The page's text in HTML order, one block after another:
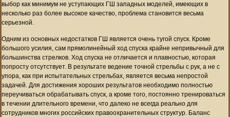
выбор как минимум не уступающих ГШ западных моделей, имеющих в
несколько раз более высокое качество, проблема становится весьма
серьезной.
Одним из основных недостатков ГШ является очень тугой спуск. Кроме
большого усилия, сам прямолинейный ход спуска крайне непривычный для
большинства стрелков. Ход спуска не отличается и плавностью, которая
попросту отсутствует. В результате ведение точной стрельбы с рук, а не с
упора, как при испытательных стрельбах, является весьма непростой
задачей. Для достижения хороших результатов необходимо полностью
переучиваться обрабатывать спуск, а кроме того, постоянно тренироваться
в течении длительного времени, что далеко не всегда реально для
сотрудников многих российских правоохранительных структур. Баланс